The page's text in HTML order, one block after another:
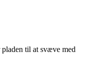
til at svæve med